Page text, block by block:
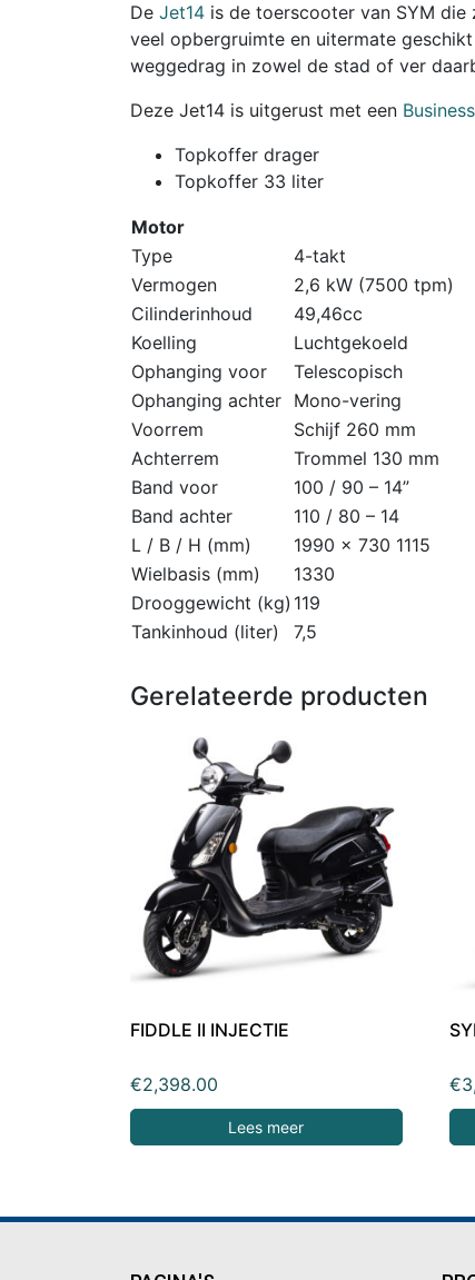
De Jet14 is de toerscooter van SYM
veel opbergruimte en uitermate
weggedrag in zowel de stad of ver
Deze Jet14 is uitgerust met een
Topkoffer drager
Topkoffer 33 liter
Motor
Type
4-takt
Vermogen
2,6 kW (7500 tpm)
Cilinderinhoud
49,46cc
Koelling
Luchtgekoeld
Ophanging voor
Telescopisch
Ophanging achter Mono-vering
Voorrem
Schijf 260 mm
Achterrem
Trommel 130 mm
Band voor
100 / 90 – 14”
Band achter
110 / 80 – 14
L / B / H (mm)
1990 x 730 1115
Wielbasis (mm)
1330
Drooggewicht (kg) 119
Tankinhoud (liter)
7,5
Gerelateerde producten
FIDDLE II INJECTIE
€2,398.00
Lees meer
€